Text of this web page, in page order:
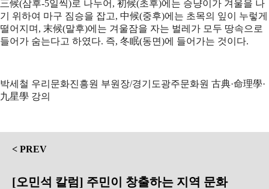
三候(삼후-5일씩)로 나누어, 初候(초후)에는 승냥이가 겨울을 나
기 위하여 마구 짐승을 잡고, 中候(중후)에는 초목의 잎이 누렇게
떨어지며, 末候(말후)에는 겨울잠을 자는 벌레가 모두 땅속으로
들어가 숨는다고 하였다. 즉, 冬眠(동면)에 들어가는 것이다.
박세철 우리문화진흥원 부원장/경기도광주문화원 古典·命理學·
九星學 강의
< PREV
[오민석 칼럼] 주민이 창출하는 지역 문화